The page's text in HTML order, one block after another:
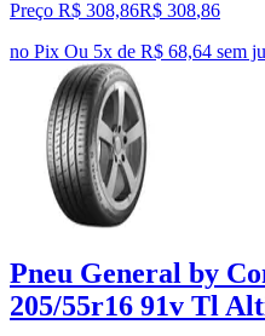
Preço R$ 308,86R$ 308,86
no Pix Ou 5x de R$ 68,64 sem
Pneu General by
205/55r16 91v Tl